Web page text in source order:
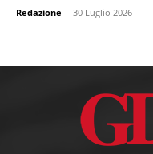
Redazione - 30 Luglio 2026